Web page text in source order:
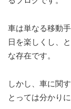
車は単なる移動
日を楽しくし、
な存在です。
しかし、車に関
とっては分かり